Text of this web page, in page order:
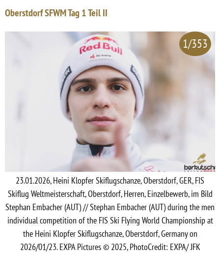
Oberstdorf SFWM Tag 1 Teil II
1/353
23.01.2026, Heini Klopfer Skiflugschanze, Oberstdorf, GER, FIS
Skiflug Weltmeisterschaft, Oberstdorf, Herren, Einzelbewerb, im Bild
Stephan Embacher (AUT) // Stephan Embacher (AUT) during the men
individual competition of the FIS Ski Flying World Championship at
the Heini Klopfer Skiflugschanze, Oberstdorf, Germany on
2026/01/23. EXPA Pictures © 2025, PhotoCredit: EXPA/ JFK